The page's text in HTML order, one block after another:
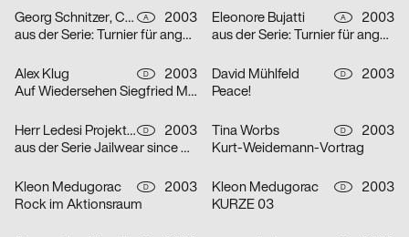
Georg Schnitzer, Christoph Priglinger, Oliver Laric A
2003
aus der Serie: Turnier für angewandten Fussball 3
Eleonore Bujatti A
2003
aus der Serie: Turnier für angewandten Fussball 3
Alex Klug D
2003
Auf Wiedersehen Siegfried Maser
David Mühlfeld D
2003
Peace!
Herr Ledesi Projekt- und Werbeagentur D
2003
aus der Serie Jailwear since 1898: HAEFTLING Tasche
Tina Worbs D
2003
Kurt-Weidemann-Vortrag
Kleon Medugorac D
2003
Rock im Aktionsraum
Kleon Medugorac D
2003
KURZE 03